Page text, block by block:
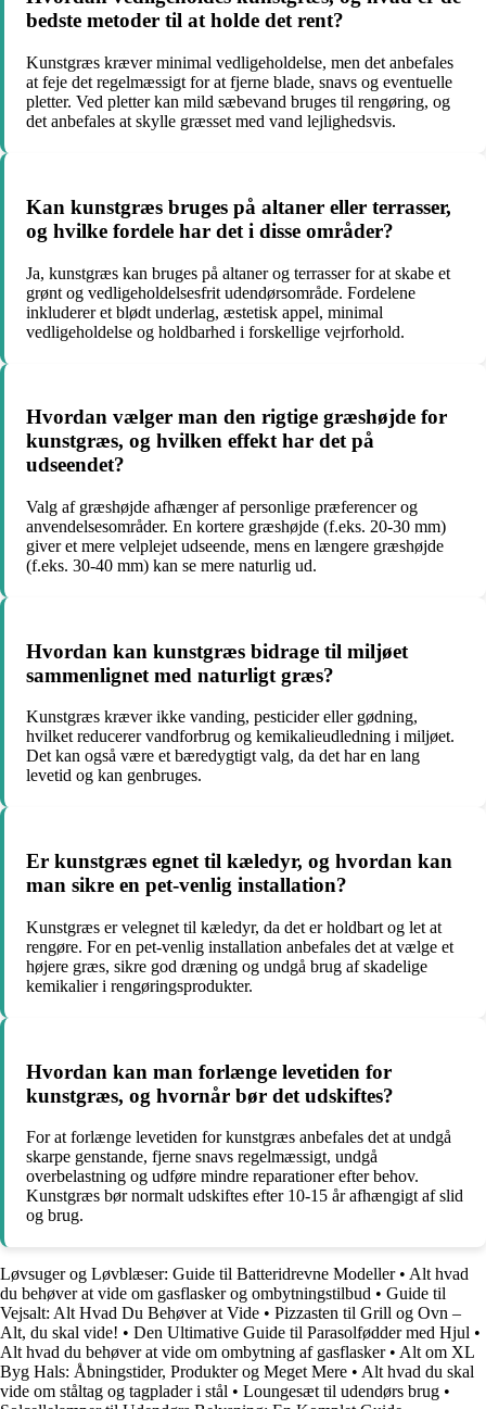
bedste metoder til at holde det rent?
Kunstgræs kræver minimal vedligeholdelse, men det anbefales
at feje det regelmæssigt for at fjerne blade, snavs og eventuelle
pletter. Ved pletter kan mild sæbevand bruges til rengøring, og
det anbefales at skylle græsset med vand lejlighedsvis.
Kan kunstgræs bruges på altaner eller terrasser,
og hvilke fordele har det i disse områder?
Ja, kunstgræs kan bruges på altaner og terrasser for at skabe et
grønt og vedligeholdelsesfrit udendørsområde. Fordelene
inkluderer et blødt underlag, æstetisk appel, minimal
vedligeholdelse og holdbarhed i forskellige vejrforhold.
Hvordan vælger man den rigtige græshøjde for
kunstgræs, og hvilken effekt har det på
udseendet?
Valg af græshøjde afhænger af personlige præferencer og
anvendelsesområder. En kortere græshøjde (f.eks. 20-30 mm)
giver et mere velplejet udseende, mens en længere græshøjde
(f.eks. 30-40 mm) kan se mere naturlig ud.
Hvordan kan kunstgræs bidrage til miljøet
sammenlignet med naturligt græs?
Kunstgræs kræver ikke vanding, pesticider eller gødning,
hvilket reducerer vandforbrug og kemikalieudledning i miljøet.
Det kan også være et bæredygtigt valg, da det har en lang
levetid og kan genbruges.
Er kunstgræs egnet til kæledyr, og hvordan kan
man sikre en pet-venlig installation?
Kunstgræs er velegnet til kæledyr, da det er holdbart og let at
rengøre. For en pet-venlig installation anbefales det at vælge et
højere græs, sikre god dræning og undgå brug af skadelige
kemikalier i rengøringsprodukter.
Hvordan kan man forlænge levetiden for
kunstgræs, og hvornår bør det udskiftes?
For at forlænge levetiden for kunstgræs anbefales det at undgå
skarpe genstande, fjerne snavs regelmæssigt, undgå
overbelastning og udføre mindre reparationer efter behov.
Kunstgræs bør normalt udskiftes efter 10-15 år afhængigt af slid
og brug.
Løvsuger og Løvblæser: Guide til Batteridrevne Modeller• Alt hvad
du behøver at vide om gasflasker og ombytningstilbud • Guide til
Vejsalt: Alt Hvad Du Behøver at Vide • Pizzasten til Grill og Ovn –
Alt, du skal vide! • Den Ultimative Guide til Parasolfødder med Hjul •
Alt hvad du behøver at vide om ombytning af gasflasker• Alt om XL
Byg Hals: Åbningstider, Produkter og Meget Mere • Alt hvad du skal
vide om ståltag og tagplader i stål • Loungesæt til udendørs brug •